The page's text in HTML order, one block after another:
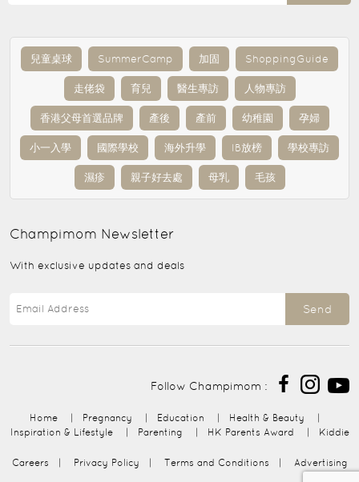
兒童桌球 SummerCamp 加固 ShoppingGuide
走佬袋 育兒 醫生專訪 人物專訪
香港父母首選品牌 產後 產前 幼稚園 孕婦
小一入學 國際學校 海外升學 IB放榜 學校專訪
濕疹 親子好去處 母乳 毛孩
Champimom Newsletter
With exclusive updates and deals
Send
Follow Champimom :
Home Pregnancy Education Health & Beauty
Inspiration & Lifestyle
Parenting HK Parents Award Kiddie
Careers Privacy Policy Terms and Conditions Advertising